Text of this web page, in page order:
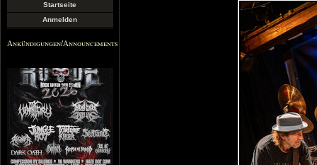
Startseite
Anmelden
Ankündigungen/Announcements